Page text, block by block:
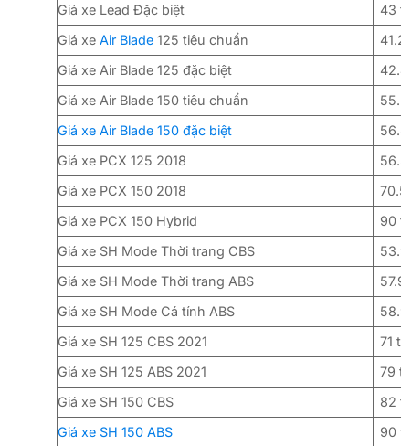
Giá xe Lead Đặc biệt
43
Giá xe Air Blade 125 tiêu chuẩn
Giá xe Air Blade 125 đặc biệt
Giá xe Air Blade 150 tiêu chuẩn
Giá xe Air Blade 150 đặc biệt
Giá xe PCX 125 2018
Giá xe PCX 150 2018
Giá xe PCX 150 Hybrid
90
Giá xe SH Mode Thời trang CBS
Giá xe SH Mode Thời trang ABS
Giá xe SH Mode Cá tính ABS
Giá xe SH 125 CBS 2021
71
Giá xe SH 125 ABS 2021
79
Giá xe SH 150 CBS
82
Giá xe SH 150 ABS
90